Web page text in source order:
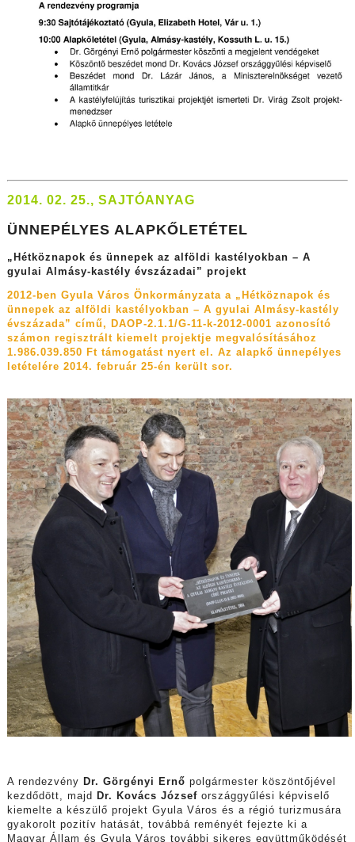
2014. 02. 25., SAJTÓANYAG
ÜNNEPÉLYES ALAPKŐLETÉTEL
„Hétköznapok és ünnepek az alföldi kastélyokban – A
gyulai Almásy-kastély évszázadai” projekt
2012-ben Gyula Város Önkormányzata a „Hétköznapok és
ünnepek az alföldi kastélyokban – A gyulai Almásy-kastély
évszázada” című, DAOP-2.1.1/G-11-k-2012-0001 azonosító
számon regisztrált kiemelt projektje megvalósításához
1.986.039.850 Ft támogatást nyert el. Az alapkő ünnepélyes
letételére 2014. február 25-én került sor.
A rendezvény Dr. Görgényi Ernő polgármester köszöntőjével
kezdődött, majd
Dr. Kovács Józsefországgyűlési képviselő
kiemelte a készülő projekt Gyula Város és a régió turizmusára
gyakorolt pozitív hatását, továbbá reményét fejezte ki a
Magyar Állam és Gyula Város további sikeres együttműködését